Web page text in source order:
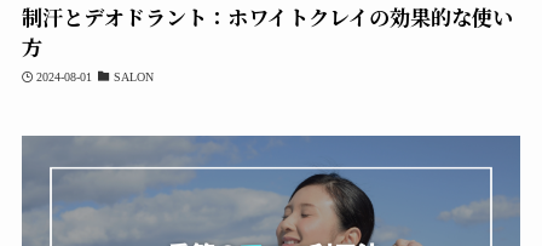
制汗とデオドラント：ホワイトクレイの効果的な使い
方
2024-08-01 SALON